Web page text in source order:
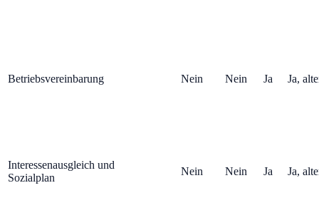
Betriebsvereinbarung Nein Nein Ja Ja,
Interessenausgleich und
Sozialplan
Nein Nein Ja Ja,